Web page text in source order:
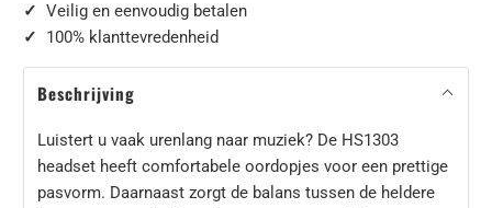
{{
✓Veilig en eenvoudig betalen
✓ 100% klanttevredenheid
Beschrijving
Luistert u vaak urenlang naar muziek? De HS1303
headset heeft comfortabele oordopjes voor een prettige
pasvorm. Daarnaast zorgt de balans tussen de heldere